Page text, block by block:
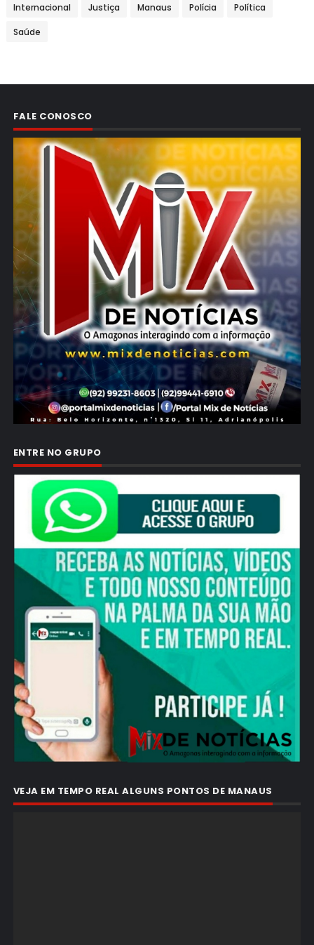
Internacional Justiça Manaus Polícia Política
Saúde
FALE CONOSCO
ENTRE NO GRUPO
VEJA EM TEMPO REAL ALGUNS PONTOS DE MANAUS